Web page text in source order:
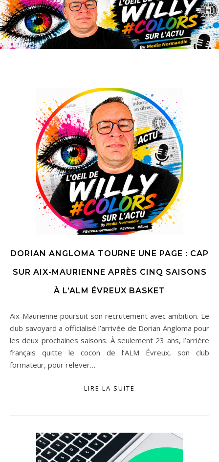
DORIAN ANGLOMA TOURNE UNE PAGE : CAP
SUR AIX-MAURIENNE APRÈS CINQ SAISONS
À L’ALM ÉVREUX BASKET
Aix-Maurienne poursuit son recrutement avec ambition. Le
club savoyard a officialisé l’arrivée de Dorian Angloma pour
les deux prochaines saisons. À seulement 23 ans, l’arrière
français quitte le cocon de l’ALM Évreux, son club
formateur, pour relever…
LIRE LA SUITE